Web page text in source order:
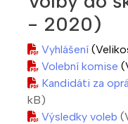
- 2020)
Vyhlášení
Volební komise
Kandidáti za
kB)
Výsledky voleb